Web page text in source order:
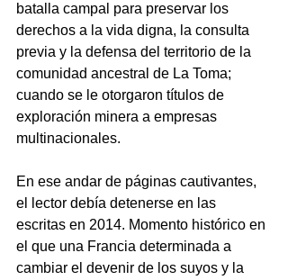
batalla campal para preservar los
derechos a la vida digna, la consulta
previa y la defensa del territorio de la
comunidad ancestral de La Toma;
cuando se le otorgaron títulos de
exploración minera a empresas
multinacionales.
En ese andar de páginas cautivantes,
el lector debía detenerse en las
escritas en 2014. Momento histórico en
el que una Francia determinada a
cambiar el devenir de los suyos y la